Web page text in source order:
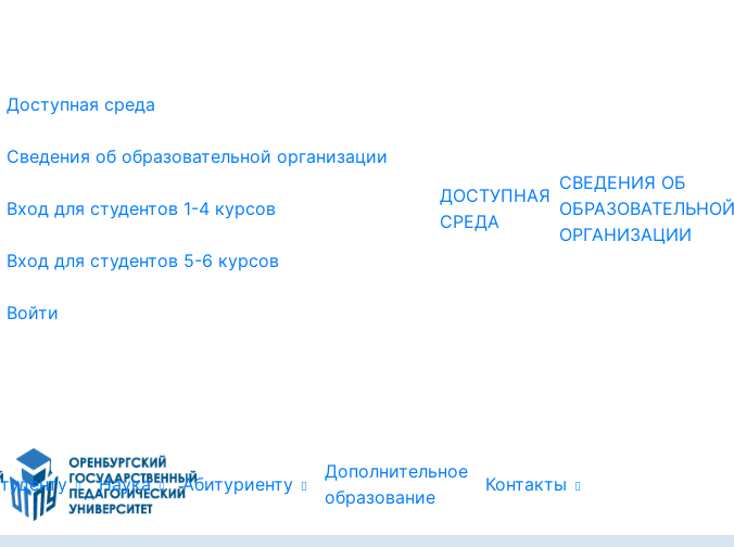
Доступная среда
Сведения об образовательной организации
Вход для студентов 1-4 курсов
Вход для студентов 5-6 курсов
Войти
ДОСТУПНАЯ
СРЕДА
СВЕДЕНИЯ ОБ
ОБРАЗОВАТЕЛЬНОЙ
ОРГАНИЗАЦИИ
Наука Абитуриенту
Дополнительное
образование
Контакты